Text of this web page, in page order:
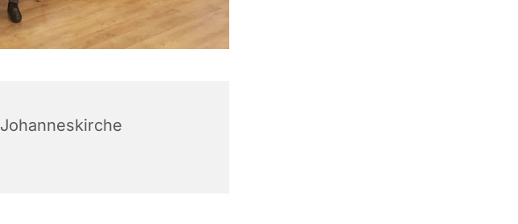
Johanneskirche